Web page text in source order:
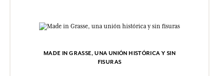
MADE IN GRASSE, UNA UNIÓN HISTÓRICA Y SIN
FISURAS